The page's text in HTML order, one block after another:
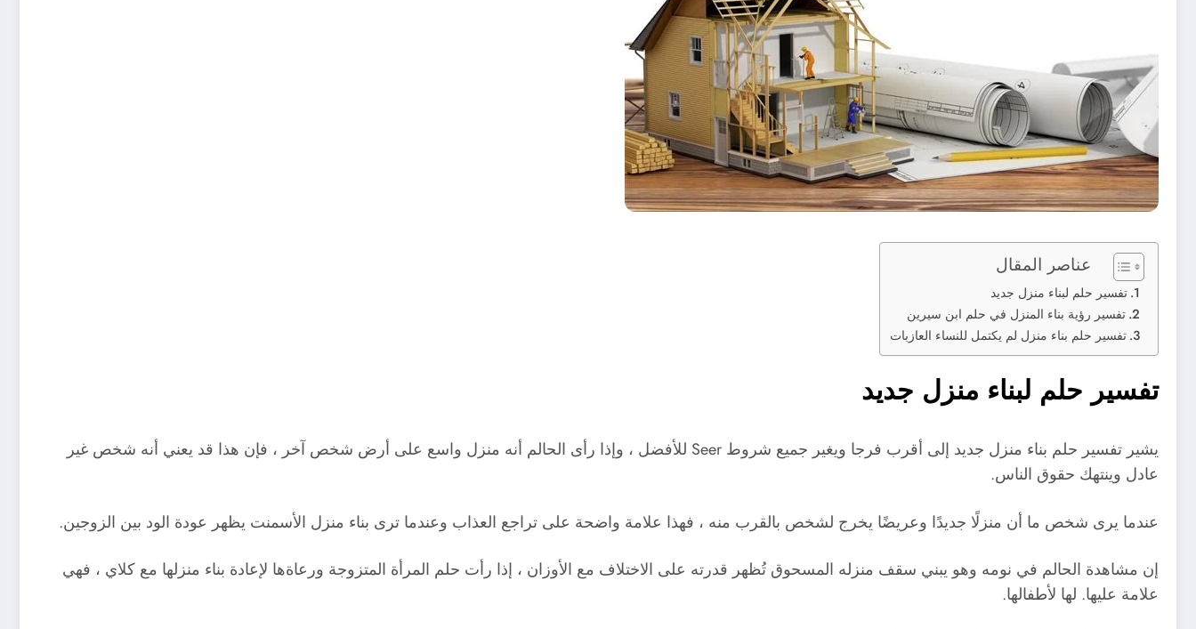
عناصر المقال
تفسير حلم لبناء منزل جديد
تفسير رؤية بناء المنزل في حلم ابن سيرين
تفسير حلم بناء منزل لم يكتمل للنساء العازبات
تفسير حلم لبناء منزل جديد
يشير تفسير حلم بناء منزل جديد إلى أقرب فرجا ويغير جميع شروط Seer للأفضل ، وإذا رأى الحالم أنه منزل واسع على أرض شخص آخر ، فإن هذا قد يعني أنه شخص غير
عادل وينتهك حقوق الناس.
عندما يرى شخص ما أن منزلًا جديدًا وعريضًا يخرج لشخص بالقرب منه ، فهذا علامة واضحة على تراجع العذاب وعندما ترى بناء منزل الأسمنت يظهر عودة الود بين الزوجين.
إن مشاهدة الحالم في نومه وهو يبني سقف منزله المسحوق تُظهر قدرته على الاختلاف مع الأوزان ، إذا رأت حلم المرأة المتزوجة ورعاةها لإعادة بناء منزلها مع كلاي ، فهي
علامة عليها. لها لأطفالها.